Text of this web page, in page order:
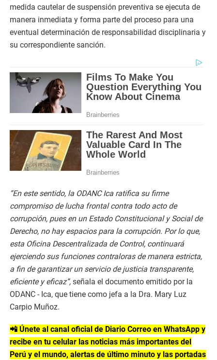
medida cautelar de suspensión preventiva se ejecuta de
manera inmediata y forma parte del proceso para una
eventual determinación de responsabilidad disciplinaria y
su correspondiente sanción.
“En este sentido, la ODANC Ica ratifica su firme
compromiso de lucha frontal contra todo acto de
corrupción, pues en un Estado Constitucional y Social de
Derecho, no hay espacios para la corrupción. Por lo que,
esta Oficina Descentralizada de Control, continuará
ejerciendo sus funciones contraloras de manera estricta,
a fin de garantizar un servicio de justicia transparente,
eficiente y eficaz”, señala el documento emitido por la
ODANC - Ica, que tiene como jefa a la Dra. Mary Luz
Carpio Muñoz.
📲 Únete al canal oficial de Diario Correo en WhatsApp y
recibe en tu celular las noticias más importantes del
Perú y el mundo, alertas de último minuto y las portadas